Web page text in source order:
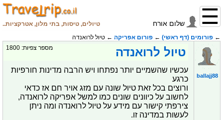
שלום אורח
טיולים, טיסות, בתי מלון, אטרקציות..
← פורומים (דף ראשי) ← פורום אפריקה ← טיול לרואנדה
ballajj88
מספר צפיות: 1800 טיול לרואנדה
עכשיו שהשמיים יותר נפתחו ויש הרבה מדינות חורפיות
כרגע
ורוצים בכל זאת טיול שונה עם מזג אויר חם אז כדאי
לחשוב על כיוונים שונים כמו למשל אפריקה לרואנדה,
צירפתי קישור עם מידע על טיול לרואנדה ומה ניתן
לעשות במדינה זו.